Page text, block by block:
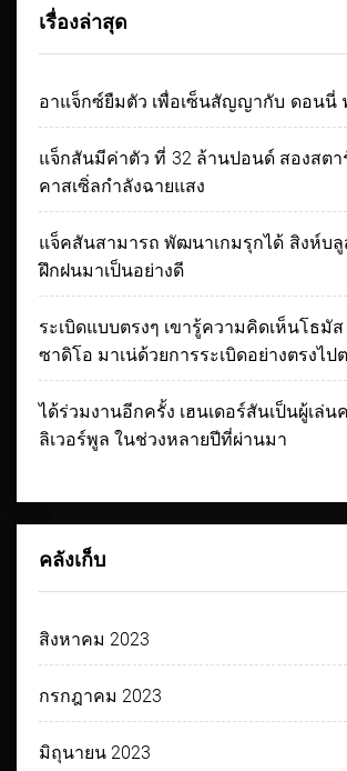
เรื่องล่าสุด
อาแจ็กซ์ยืมตัว เพื่อเซ็นสัญญากับ ดอนนี่
แจ็กสันมีค่าตัว ที่ 32 ล้านปอนด์ สองสตา
คาสเซิ่ลกำลังฉายแสง
แจ็คสันสามารถ พัฒนาเกมรุกได้ สิงห์บลู
ฝึกฝนมาเป็นอย่างดี
ระเบิดแบบตรงๆ เขารู้ความคิดเห็นโธมั
ซาดิโอ มาเน่ด้วยการระเบิดอย่างตรงไป
ได้ร่วมงานอีกครั้ง เฮนเดอร์สันเป็นผู้เล่
ลิเวอร์พูล ในช่วงหลายปีที่ผ่านมา
คลังเก็บ
สิงหาคม 2023
กรกฎาคม 2023
มิถุนายน 2023